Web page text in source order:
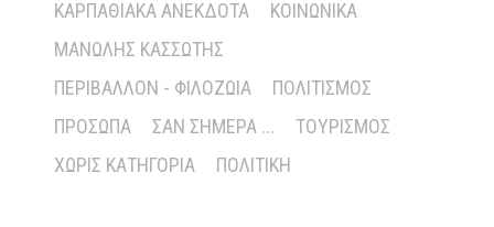
ΚΑΡΠΑΘΙΑΚΆ ΑΝΈΚΔΟΤΑ
ΚΟΙΝΩΝΙΚΆ
ΜΑΝΏΛΗΣ ΚΑΣΣΏΤΗΣ
ΠΕΡΙΒΆΛΛΟΝ - ΦΙΛΟΖΩΊΑ
ΠΟΛΙΤΙΣΜΌΣ
ΠΡΌΣΩΠΑ
ΣΑΝ ΣΉΜΕΡΑ ...
ΤΟΥΡΙΣΜΌΣ
ΧΩΡΊΣ ΚΑΤΗΓΟΡΊΑ
ΠΟΛΙΤΙΚΉ